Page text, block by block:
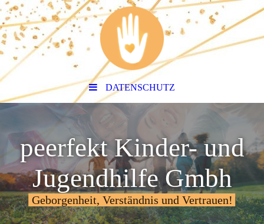
DATENSCHUTZ
peerfekt Kinder- und
Jugendhilfe Gmbh
Geborgenheit, Verständnis und Vertrauen!